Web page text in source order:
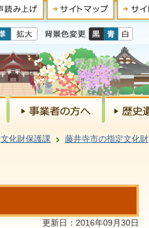
文化財保護課 藤井寺市の指定文化財
更新日：2016年09月30日